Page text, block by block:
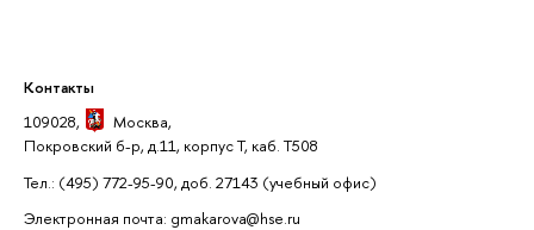
Контакты
109028,
Москва,
Покровский б-р, д.11, корпус Т, каб. Т508
Тел.: (495) 772-95-90, доб. 27143 (учебный офис)
Электронная почта: gmakarova@hse.ru